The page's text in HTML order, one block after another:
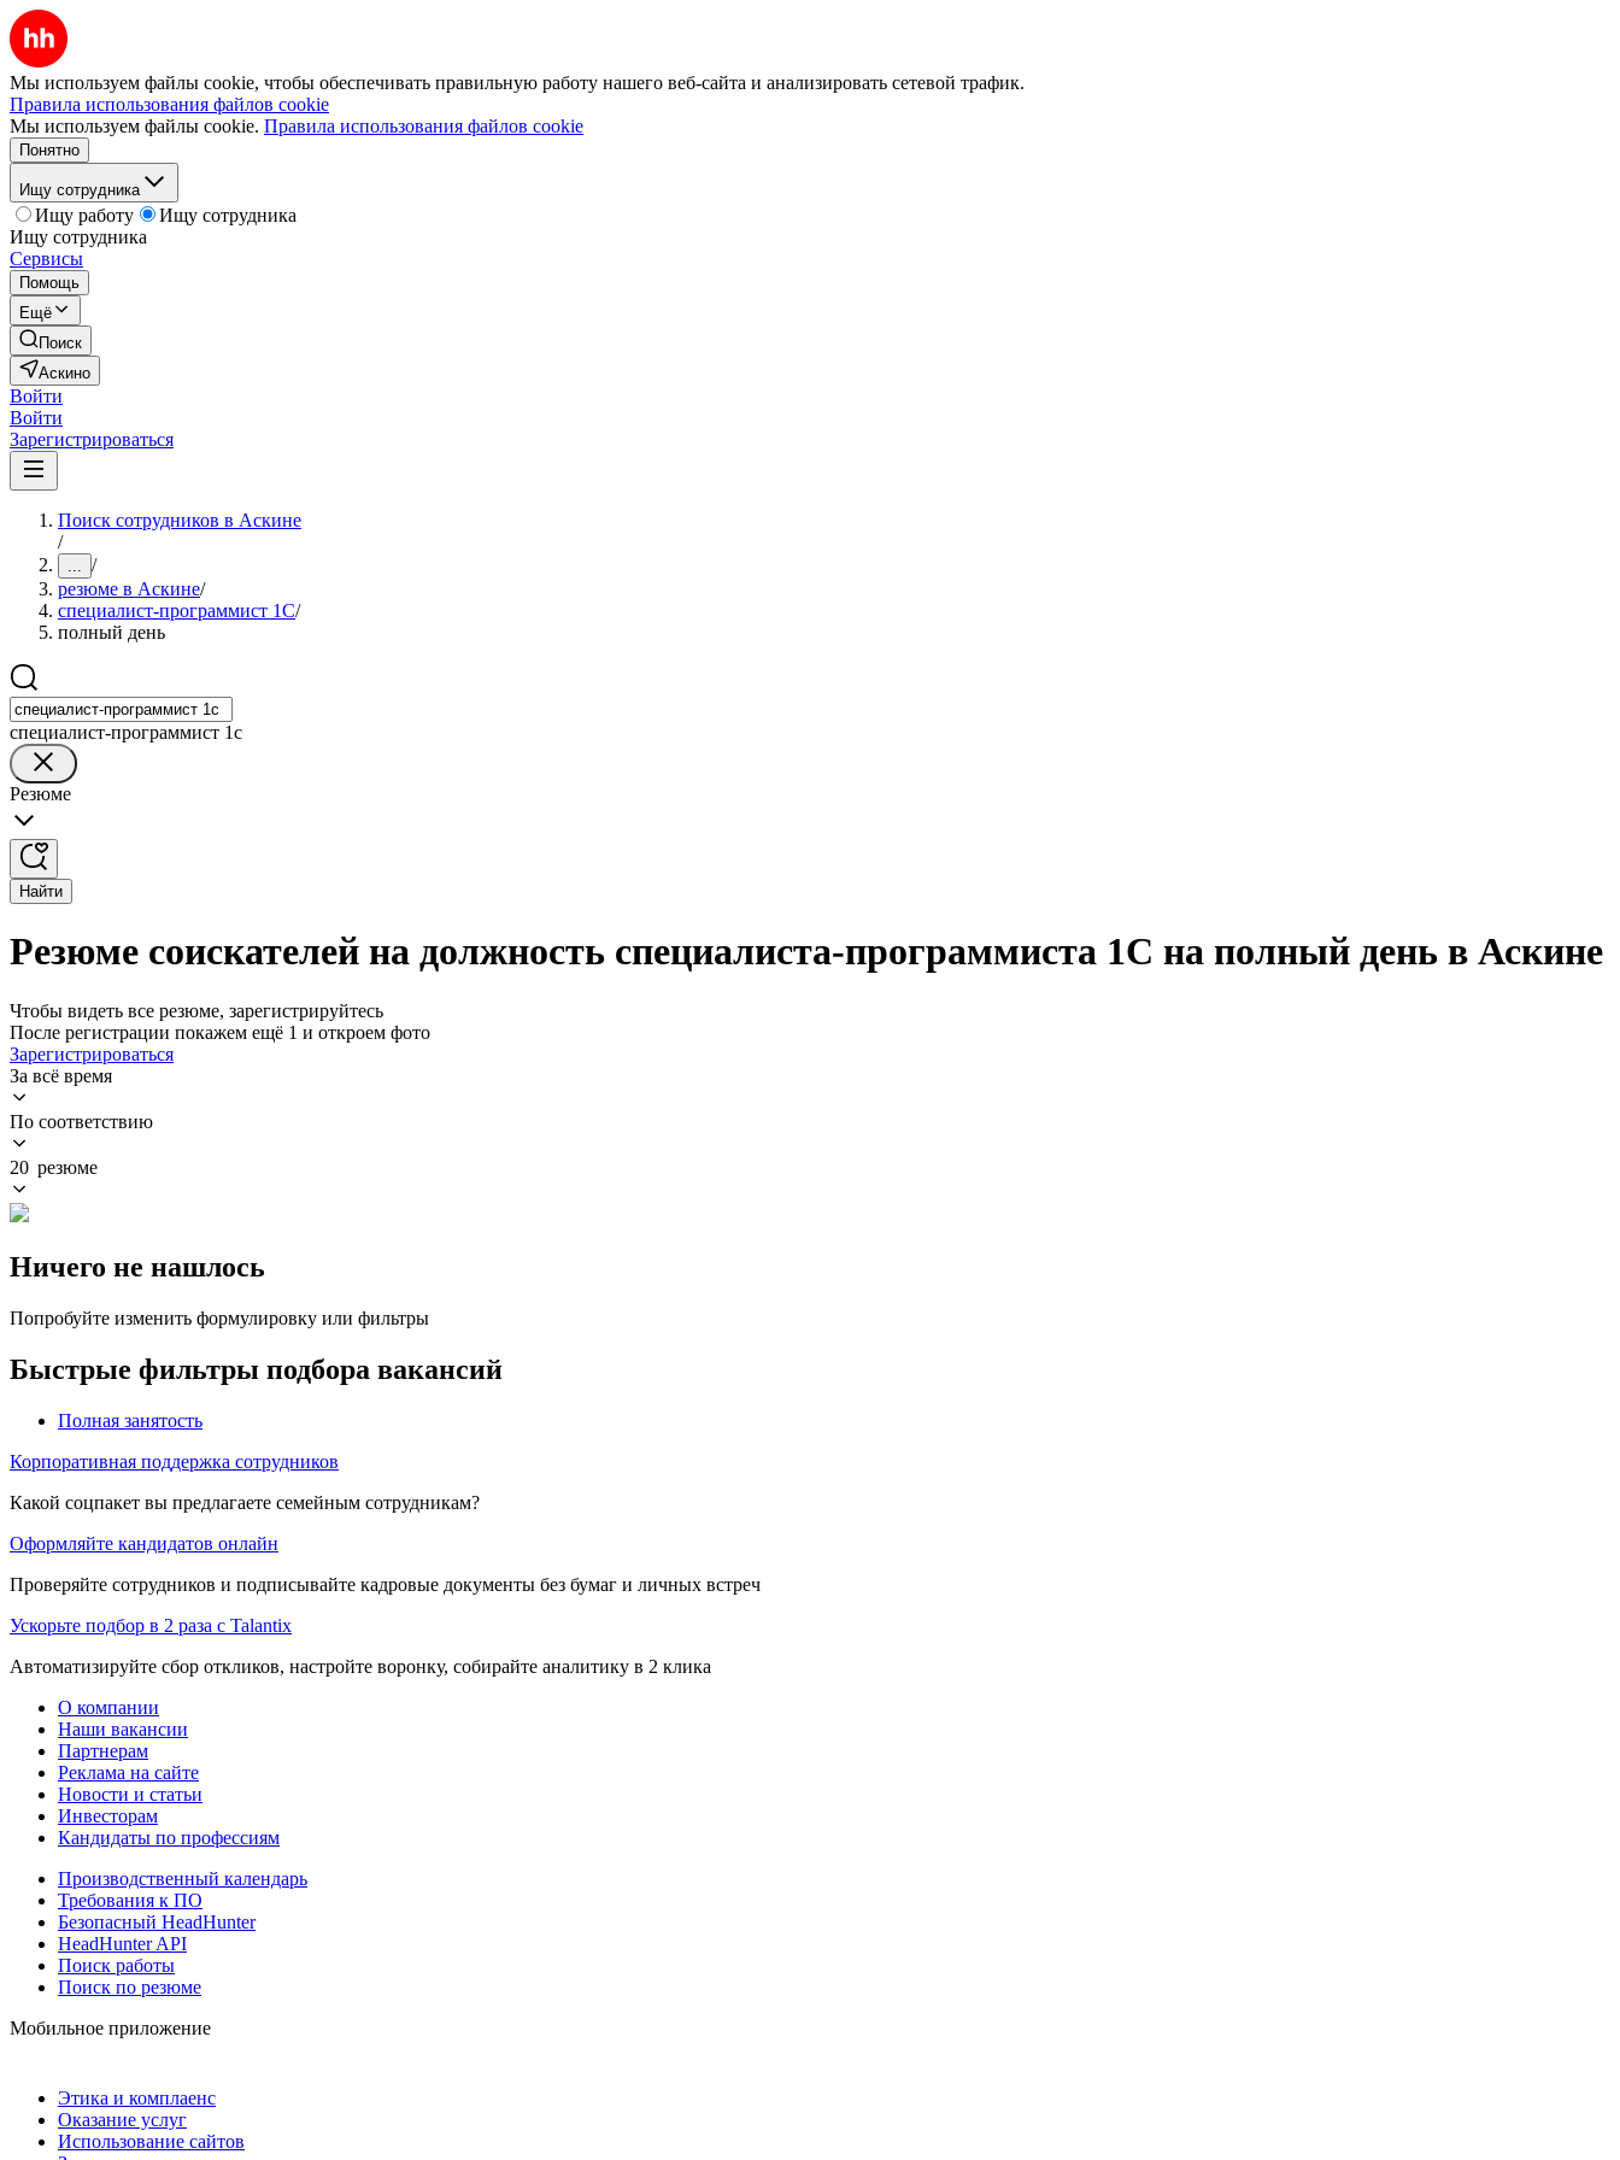
Мы используем файлы cookie, чтобы обеспечивать правильную работу нашего веб-сайта и анализировать сетевой трафик.
Правила использования файлов cookie
Мы используем файлы cookie. Правила использования файлов cookie
Понятно
Ищу сотрудника
Ищу работу
Ищу сотрудника
Ищу сотрудника
Сервисы
Помощь
Ещё
Поиск
Аскино
Войти
Войти
Зарегистрироваться
Поиск сотрудников в Аскине
/
... /
резюме в Аскине/
специалист-программист 1С/
полный день
специалист-программист 1с
Резюме
Найти
Резюме соискателей на должность специалиста-программиста 1С на полный день в Аскине
Чтобы видеть все резюме, зарегистрируйтесь
После регистрации покажем ещё 1 и откроем фото
Зарегистрироваться
За всё время
По соответствию
20 резюме
Ничего не нашлось
Попробуйте изменить формулировку или фильтры
Быстрые фильтры подбора вакансий
Полная занятость
Корпоративная поддержка сотрудников
Какой соцпакет вы предлагаете семейным сотрудникам?
Оформляйте кандидатов онлайн
Проверяйте сотрудников и подписывайте кадровые документы без бумаг и личных встреч
Ускорьте подбор в 2 раза с Talantix
Автоматизируйте сбор откликов, настройте воронку, собирайте аналитику в 2 клика
О компании
Наши вакансии
Партнерам
Реклама на сайте
Новости и статьи
Инвесторам
Кандидаты по профессиям
Производственный календарь
Требования к ПО
Безопасный HeadHunter
HeadHunter API
Поиск работы
Поиск по резюме
Мобильное приложение
Этика и комплаенс
Оказание услуг
Использование сайтов